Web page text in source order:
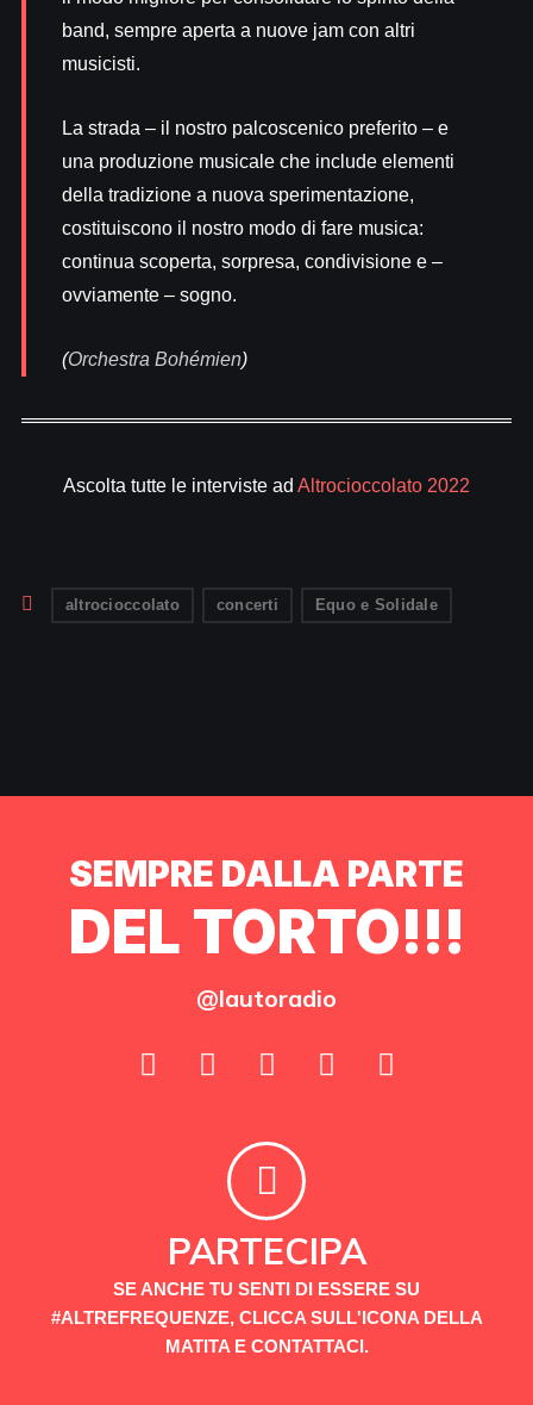
band, sempre aperta a nuove jam con altri
musicisti.
La strada – il nostro palcoscenico preferito – e
una produzione musicale che include elementi
della tradizione a nuova sperimentazione,
costituiscono il nostro modo di fare musica:
continua scoperta, sorpresa, condivisione e –
ovviamente – sogno.
(Orchestra Bohémien)
Ascolta tutte le interviste ad Altrocioccolato 2022
altrocioccolato concerti Equo e Solidale
SEMPRE DALLA PARTE
DEL TORTO!!!
@lautoradio
PARTECIPA
SE ANCHE TU SENTI DI ESSERE SU
#ALTREFREQUENZE, CLICCA SULL'ICONA DELLA
MATITA E CONTATTACI.